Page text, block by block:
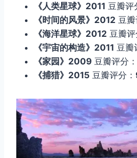
《人类星球》2011 豆瓣评
《时间的风景》2012 豆瓣
《海洋星球》2012 豆瓣评
《宇宙的构造》2011 豆瓣
《家园》2009 豆瓣评分：
《捕猎》2015 豆瓣评分：